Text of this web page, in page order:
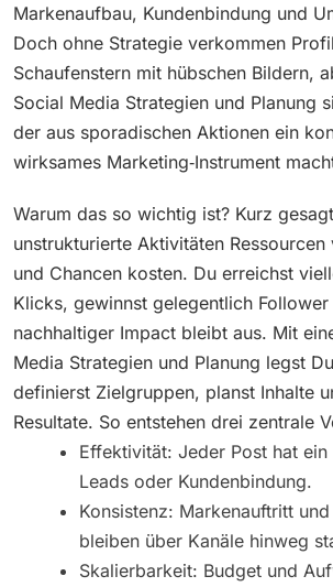
Markenaufbau, Kundenbindung und
Doch ohne Strategie verkommen
Schaufenstern mit hübschen Bildern,
Social Media Strategien und Planung
der aus sporadischen Aktionen ein
wirksames Marketing‑Instrument
Warum das so wichtig ist? Kurz
unstrukturierte Aktivitäten Ressourcen
und Chancen kosten. Du erreichst
Klicks, gewinnst gelegentlich Follower
nachhaltiger Impact bleibt aus. Mit
Media Strategien und Planung legst
definierst Zielgruppen, planst Inhalte
Resultate. So entstehen drei zentrale
Effektivität: Jeder Post hat ein
Leads oder Kundenbindung.
Konsistenz: Markenauftritt
bleiben über Kanäle hinweg
Skalierbarkeit: Budget und